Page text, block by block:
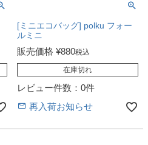
[ミニエコバッグ] polku フォー
ルミニ
販売価格 ¥880税込
在庫切れ
レビュー件数：0件
再入荷お知らせ